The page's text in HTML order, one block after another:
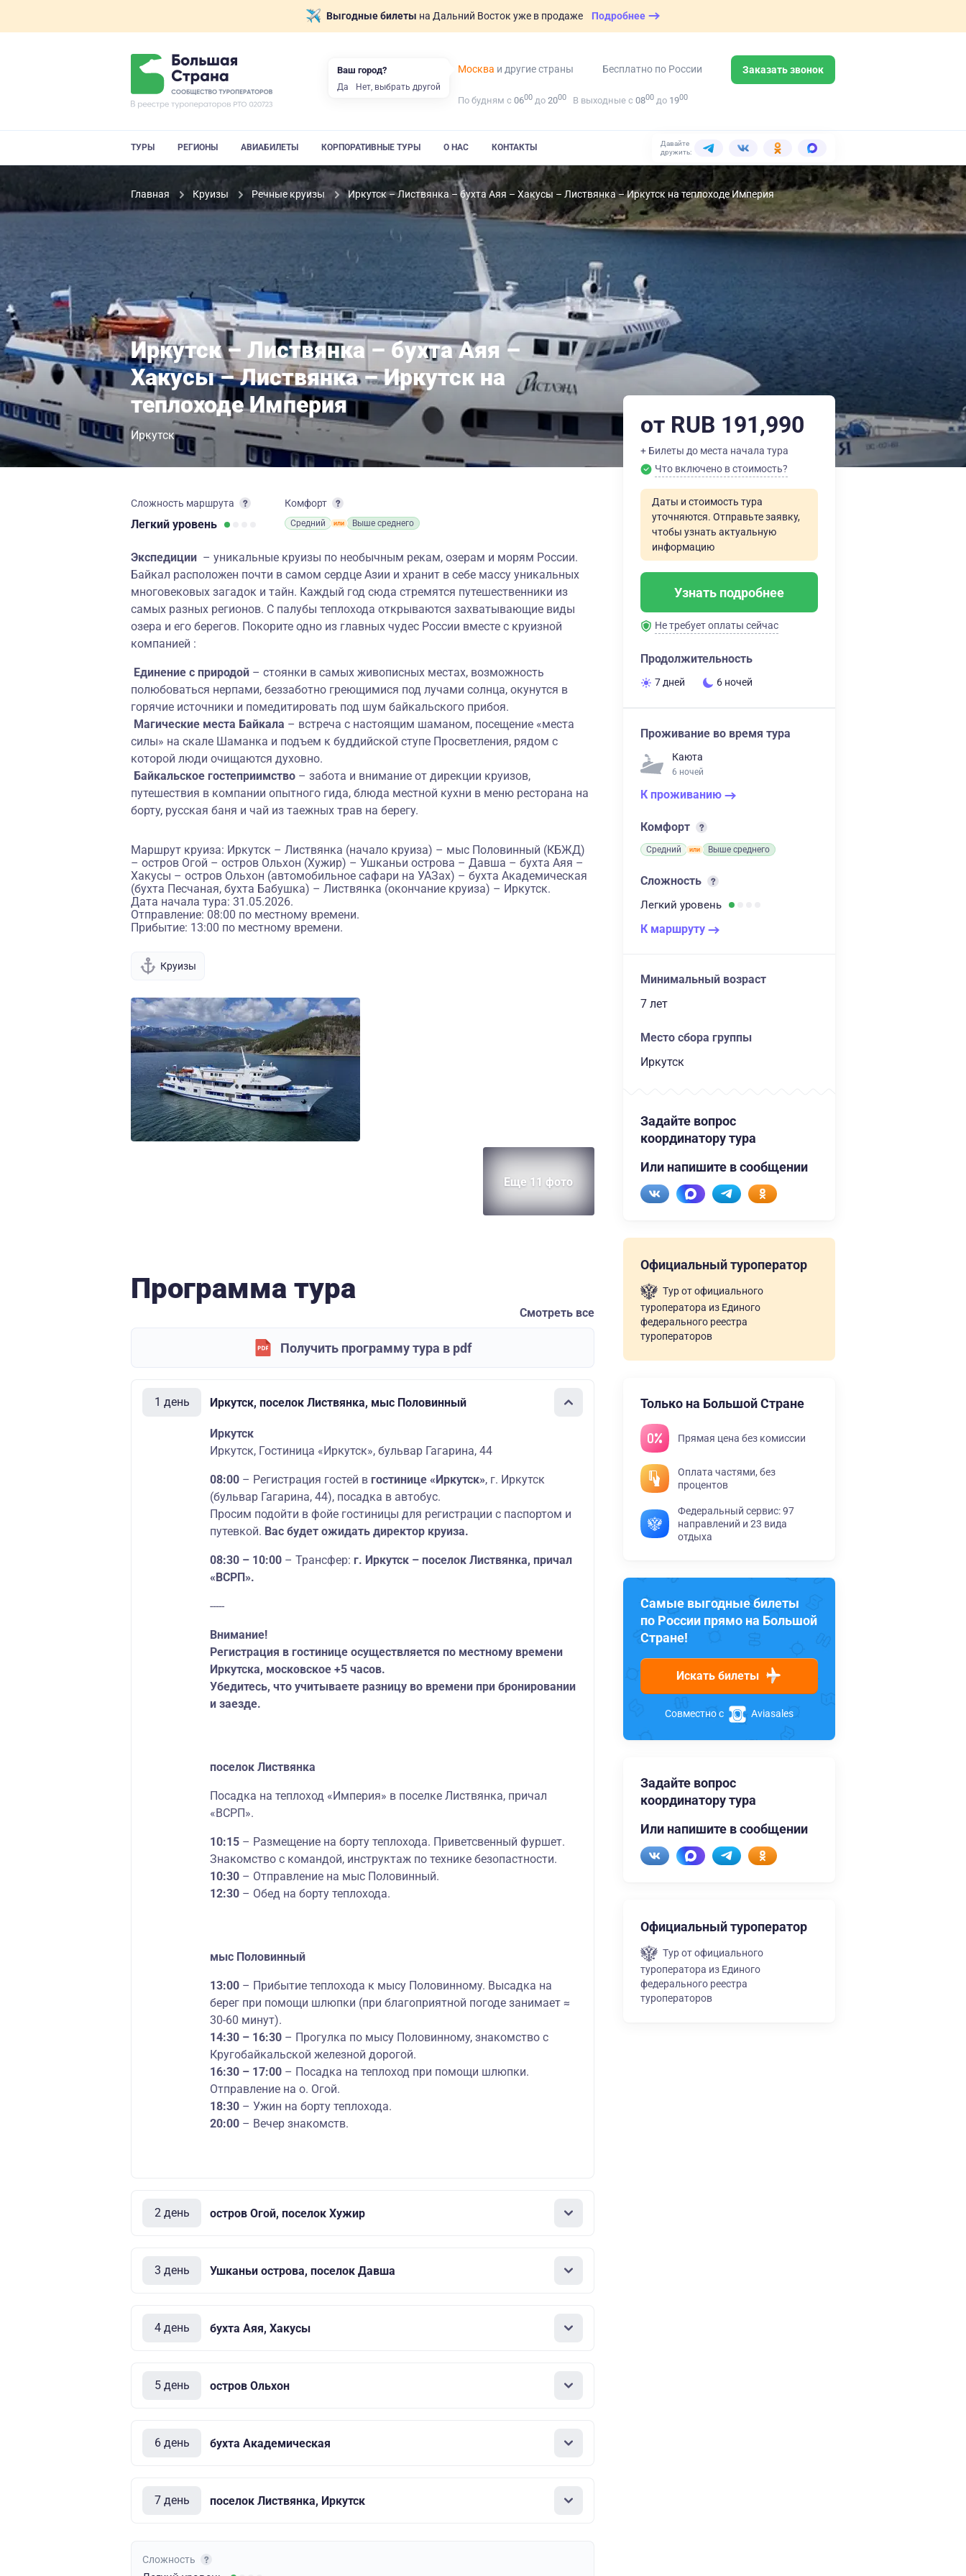
Выгодные билеты на Дальний Восток уже в продаже Подробнее
Москва и другие страны Бесплатно по России Заказать звонок
По будням с 0600 до 2000 В выходные с 0800 до 1900
ТУРЫ РЕГИОНЫ АВИАБИЛЕТЫ КОРПОРАТИВНЫЕ ТУРЫ О НАС КОНТАКТЫ
Давайте
дружить:
Главная Круизы Речные круизы Иркутск – Листвянка – бухта Аяя – Хакусы – Листвянка – Иркутск на теплоходе Империя
Иркутск – Листвянка – бухта Аяя –
Хакусы – Листвянка – Иркутск на
теплоходе Империя
Иркутск
Сложность маршрута
Легкий уровень
Комфорт
Средний Выше среднего
Экспедиции – уникальные круизы по необычным рекам, озерам и морям России.
Байкал расположен почти в самом сердце Азии и хранит в себе массу уникальных
многовековых загадок и тайн. Каждый год сюда стремятся путешественники из
самых разных регионов. С палубы теплохода открываются захватывающие виды
озера и его берегов. Покорите одно из главных чудес России вместе с круизной
компанией :
Единение с природой – стоянки в самых живописных местах, возможность
полюбоваться нерпами, беззаботно греющимися под лучами солнца, окунутся в
горячие источники и помедитировать под шум байкальского прибоя.
Магические места Байкала – встреча с настоящим шаманом, посещение «места
силы» на скале Шаманка и подъем к буддийской ступе Просветления, рядом с
которой люди очищаются духовно.
Байкальское гостеприимство – забота и внимание от дирекции круизов,
путешествия в компании опытного гида, блюда местной кухни в меню ресторана на
борту, русская баня и чай из таежных трав на берегу.
Маршрут круиза: Иркутск – Листвянка (начало круиза) – мыс Половинный (КБЖД)
– остров Огой – остров Ольхон (Хужир) – Ушканьи острова – Давша – бухта Аяя –
Хакусы – остров Ольхон (автомобильное сафари на УАЗах) – бухта Академическая
(бухта Песчаная, бухта Бабушка) – Листвянка (окончание круиза) – Иркутск.
Дата начала тура: 31.05.2026.
Отправление: 08:00 по местному времени.
Прибытие: 13:00 по местному времени.
Круизы
Еще 11 фото
Программа тура
Смотреть все
Получить программу тура в pdf
1 день Иркутск, поселок Листвянка, мыс Половинный
Иркутск
Иркутск, Гостиница «Иркутск», бульвар Гагарина, 44
08:00 – Регистрация гостей в гостинице «Иркутск», г. Иркутск
(бульвар Гагарина, 44), посадка в автобус.
Просим подойти в фойе гостиницы для регистрации с паспортом и
путевкой. Вас будет ожидать директор круиза.
08:30 – 10:00 – Трансфер: г. Иркутск – поселок Листвянка, причал
«ВСРП».
-----
Внимание!
Регистрация в гостинице осуществляется по местному времени
Иркутска, московское +5 часов.
Убедитесь, что учитываете разницу во времени при бронировании
и заезде.
поселок Листвянка
Посадка на теплоход «Империя» в поселке Листвянка, причал
«ВСРП».
10:15 – Размещение на борту теплохода. Приветсвенный фуршет.
Знакомство с командой, инструктаж по технике безопастности.
10:30 – Отправление на мыс Половинный.
12:30 – Обед на борту теплохода.
мыс Половинный
13:00 – Прибытие теплохода к мысу Половинному. Высадка на
берег при помощи шлюпки (при благоприятной погоде занимает ≈
30-60 минут).
14:30 – 16:30 – Прогулка по мысу Половинному, знакомство с
Кругобайкальской железной дорогой.
16:30 – 17:00 – Посадка на теплоход при помощи шлюпки.
Отправление на о. Огой.
18:30 – Ужин на борту теплохода.
20:00 – Вечер знакомств.
2 день остров Огой, поселок Хужир
3 день Ушканьи острова, поселок Давша
4 день бухта Аяя, Хакусы
5 день остров Ольхон
6 день бухта Академическая
7 день поселок Листвянка, Иркутск
Сложность
от RUB 191,990
+ Билеты до места начала тура
Что включено в стоимость?
Даты и стоимость тура
уточняются. Отправьте заявку,
чтобы узнать актуальную
информацию
Узнать подробнее
Не требует оплаты сейчас
Продолжительность
7 дней 6 ночей
Проживание во время тура
Каюта
6 ночей
К проживанию
Комфорт
Средний Выше среднего
Сложность
Легкий уровень
К маршруту
Минимальный возраст
7 лет
Место сбора группы
Иркутск
Задайте вопрос
координатору тура
Или напишите в сообщении
Официальный туроператор
Тур от официального
туроператора из Единого
федерального реестра
туроператоров
Только на Большой Стране
Прямая цена без комиссии
Оплата частями, без
процентов
Федеральный сервис: 97
направлений и 23 вида
отдыха
Самые выгодные билеты
по России прямо на Большой
Стране!
Искать билеты
Совместно с Aviasales
Задайте вопрос
координатору тура
Или напишите в сообщении
Официальный туроператор
Тур от официального
туроператора из Единого
федерального реестра
туроператоров
Ваш город?
Да Нет, выбрать другой